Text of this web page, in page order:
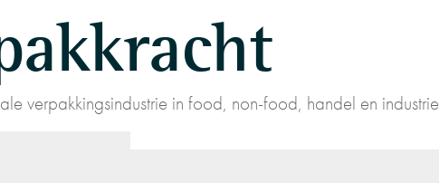
verpakkingsindustrie in food, non-food, handel en industrie